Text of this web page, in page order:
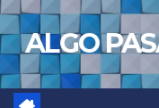
Saltar
al
contenido
ALGO